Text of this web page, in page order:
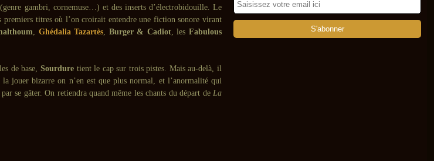
gambri, cornemuse…) et des inserts d’électrobidouille. Le
premiers titres où l’on croirait entendre une fiction sonore virant
, Ghédalia Tazartès, Burger & Cadiot, lesFabulous
de base, Sourdure tient le cap sur trois pistes. Mais au-delà, il
la jouer bizarre on n’en est que plus normal, et l’anormalité qui
se gâter. On retiendra quand même les chants du départ de La